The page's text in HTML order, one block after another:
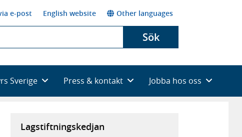
e-post English website Other languages
Sök
Sverige Press & kontakt Jobba hos oss
Lagstiftningskedjan